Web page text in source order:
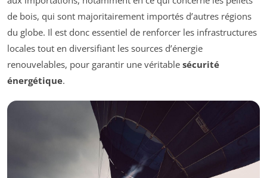
de bois, qui sont majoritairement importés d’autres régions
du globe. Il est donc essentiel de renforcer les infrastructures
locales tout en diversifiant les sources d’énergie
renouvelables, pour garantir une véritable sécurité
énergétique.